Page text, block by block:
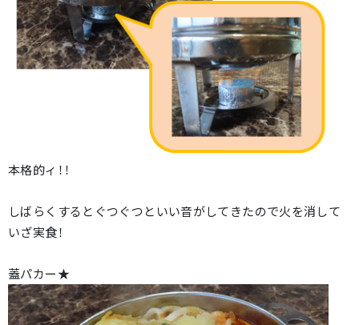
本格的ィ！！
しばらくするとぐつぐつといい音がしてきたので火を消して
いざ実食！
蓋パカー★